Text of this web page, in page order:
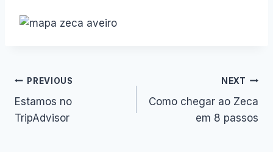
Navegação
de
PREVIOUS
Estamos no
TripAdvisor
NEXT
Como chegar ao Zeca
em 8 passos